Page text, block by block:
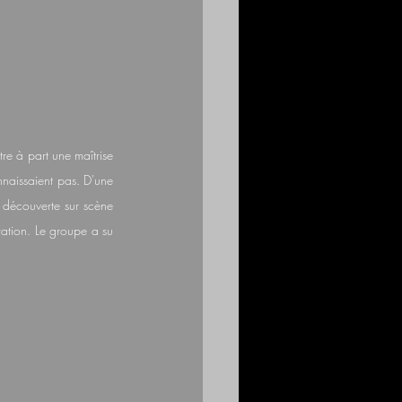
à part une maîtrise
pas. D'une
sur scène
Le groupe a su